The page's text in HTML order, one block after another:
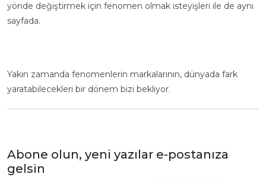
yönde değiştirmek için fenomen olmak isteyişleri ile de aynı
sayfada.
Yakın zamanda fenomenlerin markalarının, dünyada fark
yaratabilecekleri bir dönem bizi bekliyor.
Abone olun, yeni yazılar e-postanıza
gelsin